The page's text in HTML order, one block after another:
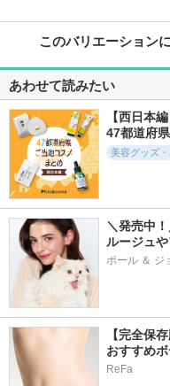
このバリエーション
あわせて読みたい
【西日本
47都道府
美容グッズ
＼発売中
ルージュ
ポール ＆ ジ
【完全保
おすすめ
ReFa